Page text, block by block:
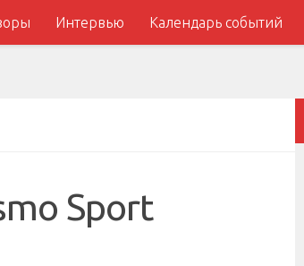
Интервью Календарь событий
Sport